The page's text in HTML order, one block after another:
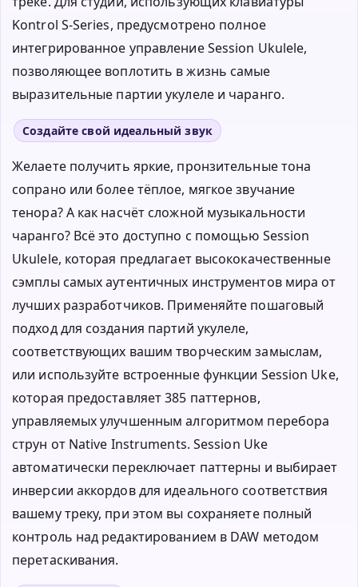
Kontrol S-Series, предусмотрено полное
интегрированное управление Session Ukulele,
позволяющее воплотить в жизнь самые
выразительные партии укулеле и чаранго.
Создайте свой идеальный звук
Желаете получить яркие, пронзительные тона
сопрано или более тёплое, мягкое звучание
тенора? А как насчёт сложной музыкальности
чаранго? Всё это доступно с помощью Session
Ukulele, которая предлагает высококачественные
сэмплы самых аутентичных инструментов мира от
лучших разработчиков. Применяйте пошаговый
подход для создания партий укулеле,
соответствующих вашим творческим замыслам,
или используйте встроенные функции Session Uke,
которая предоставляет 385 паттернов,
управляемых улучшенным алгоритмом перебора
струн от Native Instruments. Session Uke
автоматически переключает паттерны и выбирает
инверсии аккордов для идеального соответствия
вашему треку, при этом вы сохраняете полный
контроль над редактированием в DAW методом
перетаскивания.